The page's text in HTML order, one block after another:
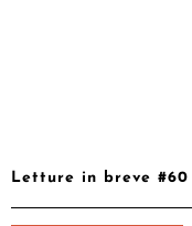
Letture in breve #60